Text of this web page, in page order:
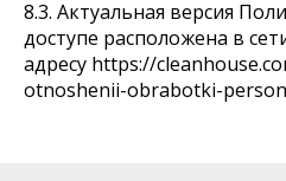
8.3. Актуальная версия
доступе расположена в
адресу https://
otnoshenii-obrabotki-